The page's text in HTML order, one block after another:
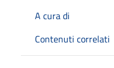
A cura di
Contenuti correlati